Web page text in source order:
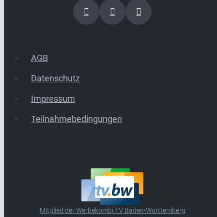
AGB
Datenschutz
Impressum
Teilnahmebedingungen
Mitglied der Werbekombi TV Baden-Württemberg